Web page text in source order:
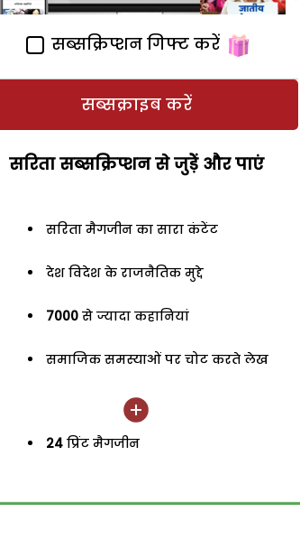
सब्सक्रिप्शन गिफ्ट करें
सब्सक्राइब करें
सरिता सब्सक्रिप्शन से जुड़ेें और पाएं
सरिता मैगजीन का सारा कंटेंट
देश विदेश के राजनैतिक मुद्दे
7000 से ज्यादा कहानियां
समाजिक समस्याओं पर चोट करते लेख
24 प्रिंट मैगजीन